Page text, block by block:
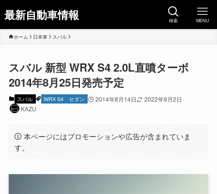
最新自動車情報 検索 MENU
ホーム 日本車 スバル
スバル 新型 WRX S4 2.0L直噴ターボ
2014年8月25日発売予定
スバル WRX S4 セダン 2014年8月14日
2022年9月2日
KAZU
本ページにはプロモーションや広告が含まれていま
す。